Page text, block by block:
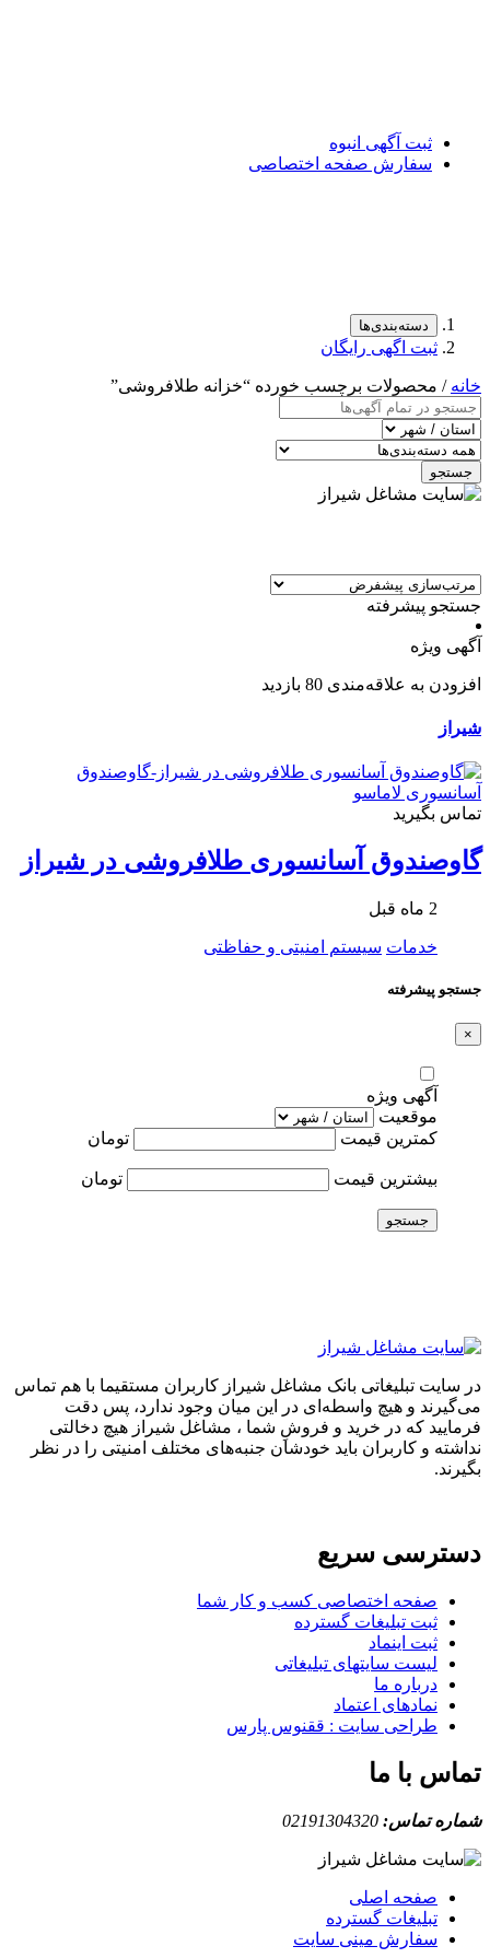
ثبت آگهی انبوه
سفارش صفحه اختصاصی
دسته‌بندی‌ها
ثبت اگهی رایگان
خانه / محصولات برچسب خورده “خزانه طلافروشی”
جستجو
جستجو پیشرفته
آگهی ویژه
افزودن به علاقه‌مندی 80 بازدید
شیراز
تماس بگیرید
گاوصندوق آسانسوری طلافروشی در شیراز
2 ماه قبل
خدمات سیستم امنیتی و حفاظتی
جستجو پیشرفته
×
آگهی ویژه
موقعیت
کمترین قیمت
تومان
بیشترین قیمت تومان
جستجو
در سایت تبلیغاتی بانک مشاغل شیراز کاربران مستقیما با هم تماس
می‌گیرند و هیچ واسطه‌ای در این میان وجود ندارد، پس دقت
فرمایید که در خرید و فروشِ شما ، مشاغل شیراز هیچ دخالتی
نداشته و کاربران باید خودشان جنبه‌های مختلف امنیتی را در نظر
بگیرند.
دسترسی سریع
صفحه اختصاصی کسب و کار شما
ثبت تبلیغات گسترده
ثبت اینماد
لیست سایتهای تبلیغاتی
درباره ما
نمادهای اعتماد
طراحی سایت : ققنوس پارس
تماس با ما
شماره تماس: 02191304320
صفحه اصلی
تبلیغات گسترده
سفارش مینی سایت